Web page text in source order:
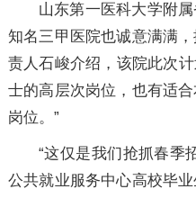
山东第一医科大学附
知名三甲医院也诚意满满
责人石峻介绍，该院此次
士的高层次岗位，也有适
岗位。”
“这仅是我们抢抓春季
公共就业服务中心高校毕